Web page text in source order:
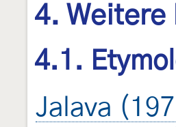
4. Weitere
4.1.
Jalava